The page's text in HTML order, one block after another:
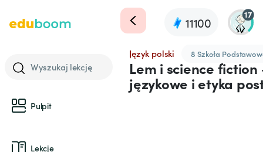
11100
17
Wyszukaj lekcję
Pulpit
Lekcje
Język polski 8 Szkoła
Lem i science
językowe i etyka